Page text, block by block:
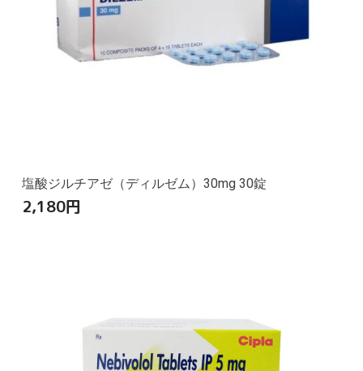
塩酸ジルチアゼ（ディルゼム）30mg 30錠
2,180円